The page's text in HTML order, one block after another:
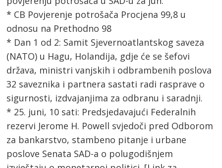
* CB Povjerenje potrošača Procjena 99,8 u
odnosu na Prethodno 98
* Dan 1 od 2: Samit Sjevernoatlantskog saveza
(NATO) u Hagu, Holandija, gdje će se šefovi
država, ministri vanjskih i odbrambenih poslova
32 saveznika i partnera sastati radi rasprave o
sigurnosti, izdvajanjima za odbranu i saradnji.
* 25. juni, 10 sati: Predsjedavajući Federalnih
rezervi Jerome H. Powell svjedoči pred Odborom
za bankarstvo, stambeno pitanje i urbane
poslove Senata SAD-a o polugodišnjem